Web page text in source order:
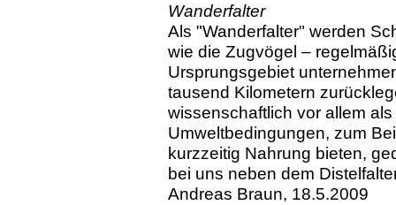
Wanderfalter
Als "Wanderfalter" werden
wie die Zugvögel –
Ursprungsgebiet
tausend Kilometern
wissenschaftlich vor allem
Umweltbedingungen, zum
kurzzeitig Nahrung bieten,
bei uns neben dem
Andreas Braun, 18.5.2009